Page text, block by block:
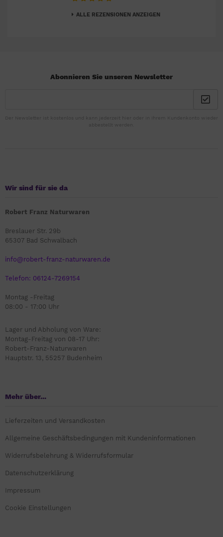
ALLE REZENSIONEN ANZEIGEN
Abonnieren Sie unseren Newsletter
Der Newsletter ist kostenlos und kann jederzeit hier oder in Ihrem Kundenkonto wieder
abbestellt werden.
Wir sind für sie da
Robert Franz Naturwaren
Breslauer Str. 29b
65307 Bad Schwalbach
info@robert-franz-naturwaren.de
Telefon: 06124-7269154
Montag -Freitag
08:00 - 17:00 Uhr
Lager und Abholung von Ware:
Montag-Freitag von 08-17 Uhr:
Robert-Franz-Naturwaren
Hauptstr. 13, 55257 Budenheim
Mehr über...
Lieferzeiten und Versandkosten
Allgemeine Geschäftsbedingungen mit Kundeninformationen
Widerrufsbelehrung & Widerrufsformular
Datenschutzerklärung
Impressum
Cookie Einstellungen